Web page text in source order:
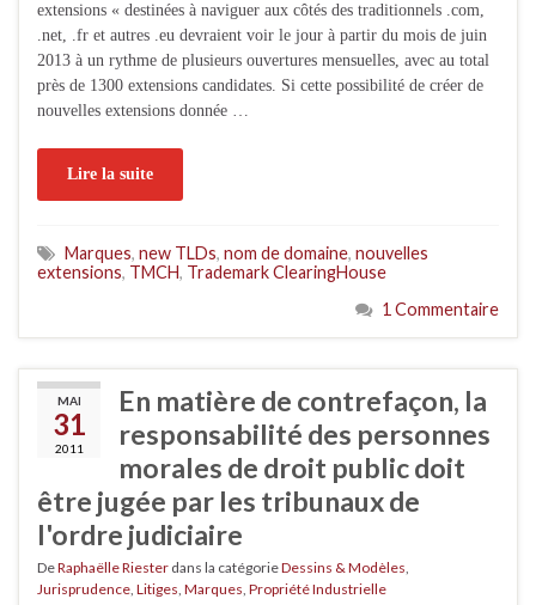
extensions « destinées à naviguer aux côtés des traditionnels .com,
.net, .fr et autres .eu devraient voir le jour à partir du mois de juin
2013 à un rythme de plusieurs ouvertures mensuelles, avec au total
près de 1300 extensions candidates. Si cette possibilité de créer de
nouvelles extensions donnée …
Lire la suite
Marques, new TLDs, nom de domaine, nouvelles
extensions, TMCH, Trademark ClearingHouse
1 Commentaire
MAI
31
2011
En matière de contrefaçon, la
responsabilité des personnes
morales de droit public doit
être jugée par les tribunaux de
l'ordre judiciaire
DeRaphaëlle Riester dans la catégorieDessins & Modèles,
Jurisprudence, Litiges, Marques, Propriété Industrielle